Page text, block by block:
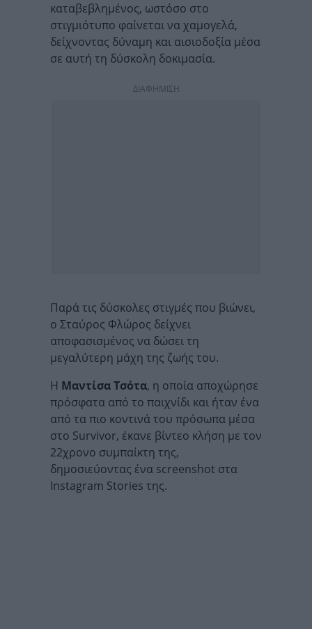
καταβεβλημένος, ωστόσο στο
στιγμιότυπο φαίνεται να χαμογελά,
δείχνοντας δύναμη και αισιοδοξία μέσα
σε αυτή τη δύσκολη δοκιμασία.
ΔΙΑΦΗΜΙΣΗ
Παρά τις δύσκολες στιγμές που βιώνει,
ο Σταύρος Φλώρος δείχνει
αποφασισμένος να δώσει τη
μεγαλύτερη μάχη της ζωής του.
Η Μαντίσα Τσότα, η οποία αποχώρησε
πρόσφατα από το παιχνίδι και ήταν ένα
από τα πιο κοντινά του πρόσωπα μέσα
στο Survivor, έκανε βίντεο κλήση με τον
22χρονο συμπαίκτη της,
δημοσιεύοντας ένα screenshot στα
Instagram Stories της.